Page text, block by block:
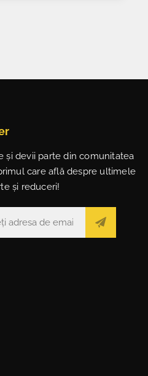
și devii parte din comunitatea
care află despre ultimele
și reduceri!